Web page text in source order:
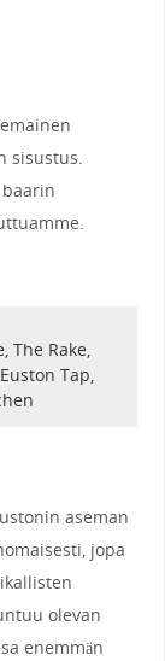
sisustus.
baarin
The Rake,
Tap,
aseman
jopa
olevan
enemmän